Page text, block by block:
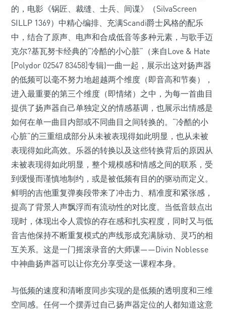
的，电影《锅匠、裁缝、士兵、间谍》（SilvaScreen
SILLP 1369）中精心编排、充满Scandi爵士风格的配乐
中，结合了原声、电声和合成低音等多种元素，与歌手迈
克尔?基瓦努卡经典的“冷酷的小心脏”（来自Love & Hate
[Polydor 02547 83458]专辑)一曲一起，展示出这对扬声器
的低频可以毫不努力地超越两个维度（即音高和节奏），
进入最重要的第三个维度（即情绪）之中，为每一首曲目
提供了扬声器自己单独定义的情感基调，也展示出情感是
如何在单一曲目内部或不同曲目之间转换的。“冷酷的小
心脏”的三重组成部分从未被表现得如此明显，也从未被
表现得如此高效。乐器的转换以及这些转换背后的原因从
未被表现得如此明显，整个规模感和情感之间的联系，受
到缓慢而谨慎地制约，或是被低频有目的的驱动而定义。
鲜明的吉他重复弹奏段带来了冲击力、精准度和紧张感，
提高了背景人声飘浮而有流动性的对比度。当低音鼓点出
现时，体现出令人震惊的存在感和扎实程度，同时又与低
音吉他保持不断重复模式的声线形成充满脉动、灵巧的相
互关系。这是一门摇滚录音的大师课——Divin Noblesse
中神曲扬声器可以让你充分享受这一课程本身。
与低频的速度和清晰度同步实现的是低频的透明度和三维
空间感。任何一个摆弄过自己扬声器定位的人都知道这意